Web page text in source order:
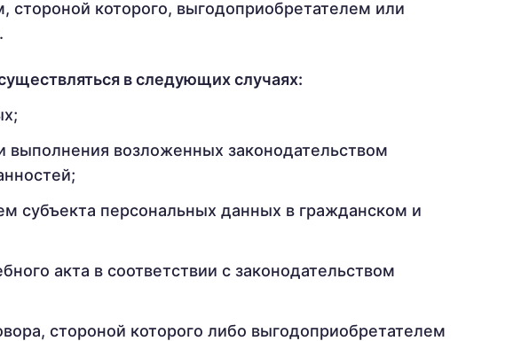
стороной которого, выгодоприобретателем или
в следующих случаях:
возложенных законодательством
субъекта персональных данных в гражданском и
акта в соответствии с законодательством
стороной которого либо выгодоприобретателем